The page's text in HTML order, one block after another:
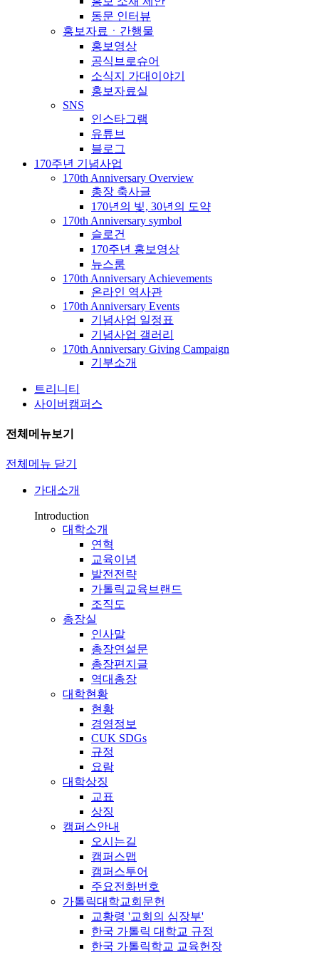
동문 인터뷰
홍보자료ㆍ간행물
홍보영상
공식브로슈어
소식지 가대이야기
홍보자료실
SNS
인스타그램
유튜브
블로그
170주년 기념사업
170th Anniversary Overview
총장 축사글
170년의 빛, 30년의 도약
170th Anniversary symbol
슬로건
170주년 홍보영상
뉴스룸
170th Anniversary Achievements
온라인 역사관
170th Anniversary Events
기념사업 일정표
기념사업 갤러리
170th Anniversary Giving Campaign
기부소개
트리니티
사이버캠퍼스
전체메뉴보기
전체메뉴 닫기
가대소개
Introduction
대학소개
연혁
교육이념
발전전략
가톨릭교육브랜드
조직도
총장실
인사말
총장연설문
총장편지글
역대총장
대학현황
현황
경영정보
CUK SDGs
규정
요람
대학상징
교표
상징
캠퍼스안내
오시는길
캠퍼스맵
캠퍼스투어
주요전화번호
가톨릭대학교회문헌
교황령 '교회의 심장부'
한국 가톨릭 대학교 규정
한국 가톨릭학교 교육헌장